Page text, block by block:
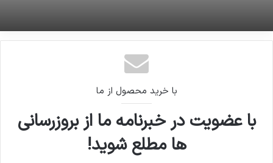
با خرید محصول از ما
با عضویت در خبرنامه ما از بروزرسانی
ها مطلع شوید!